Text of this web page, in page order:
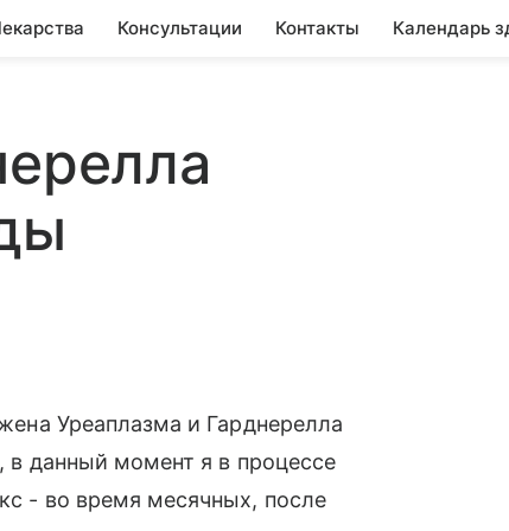
Консультации Контакты Календарь
Уреаплазма и Гарднерелла
в данный момент я в процессе
- во время месячных, после